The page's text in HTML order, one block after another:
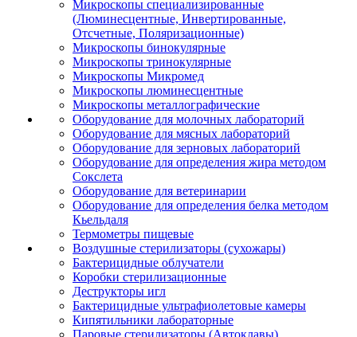
Микроскопы специализированные
(Люминесцентные, Инвертированные,
Отсчетные, Поляризационные)
Микроскопы бинокулярные
Микроскопы тринокулярные
Микроскопы Микромед
Микроскопы люминесцентные
Микроскопы металлографические
Оборудование для молочных лабораторий
Оборудование для мясных лабораторий
Оборудование для зерновых лабораторий
Оборудование для определения жира методом
Сокслета
Оборудование для ветеринарии
Оборудование для определения белка методом
Кьельдаля
Термометры пищевые
Воздушные стерилизаторы (сухожары)
Бактерицидные облучатели
Коробки стерилизационные
Деструкторы игл
Бактерицидные ультрафиолетовые камеры
Кипятильники лабораторные
Паровые стерилизаторы (Автоклавы)